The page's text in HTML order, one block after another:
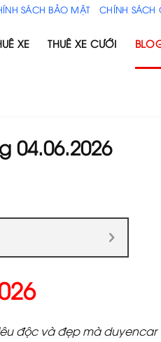
SÁCH BẢO MẬT CHÍNH SÁCH
XE THUÊ XE CƯỚI
04.06.2026
độc và đẹp mà